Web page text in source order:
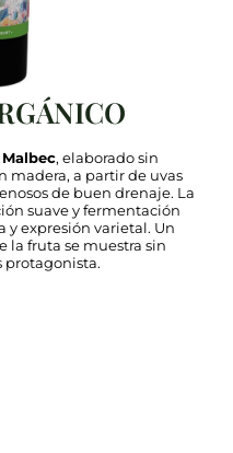
Malbec, elaborado sin
madera, a partir de uvas
de buen drenaje. La
suave y fermentación
y expresión varietal. Un
la fruta se muestra sin
protagonista.